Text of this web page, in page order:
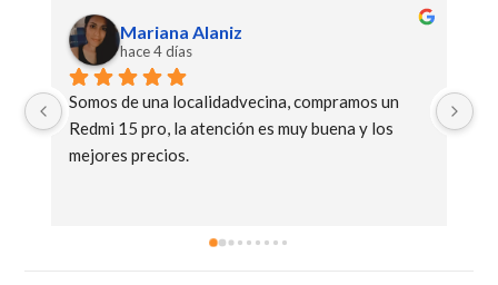
Anibal Moreno
hace 11 días
Muy buena la atención y compre un xiaomi poco
C85 excelente equipo